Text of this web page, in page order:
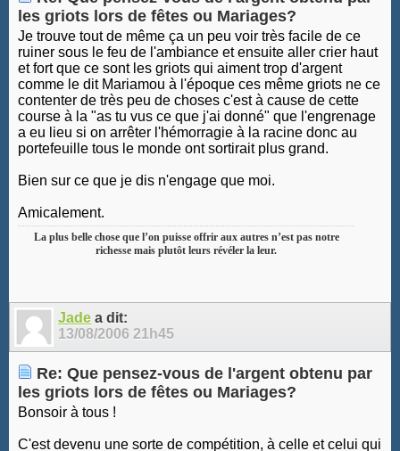
les griots lors de fêtes ou Mariages?
Je trouve tout de même ça un peu voir très facile de ce
ruiner sous le feu de l'ambiance et ensuite aller crier haut
et fort que ce sont les griots qui aiment trop d'argent
comme le dit Mariamou à l'époque ces même griots ne ce
contenter de très peu de choses c'est à cause de cette
course à la "as tu vus ce que j'ai donné" que l'engrenage
a eu lieu si on arrêter l'hémorragie à la racine donc au
portefeuille tous le monde ont sortirait plus grand.
Bien sur ce que je dis n'engage que moi.
Amicalement.
La plus belle chose que l’on puisse offrir aux autres n’est pas notre
richesse mais plutôt leurs révéler la leur.
Jade a dit:
13/08/2006 21h45
Re: Que pensez-vous de l'argent obtenu par
les griots lors de fêtes ou Mariages?
Bonsoir à tous !
C'est devenu une sorte de compétition, à celle et celui qui